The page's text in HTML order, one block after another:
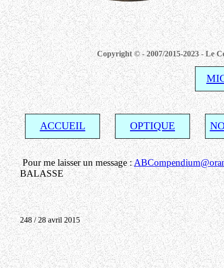
Copyright © - 2007/2015-2023 - Le
ACCUEIL OPTIQUE
Pour me laisser un message :
BALASSE
248 / 28 avril 2015